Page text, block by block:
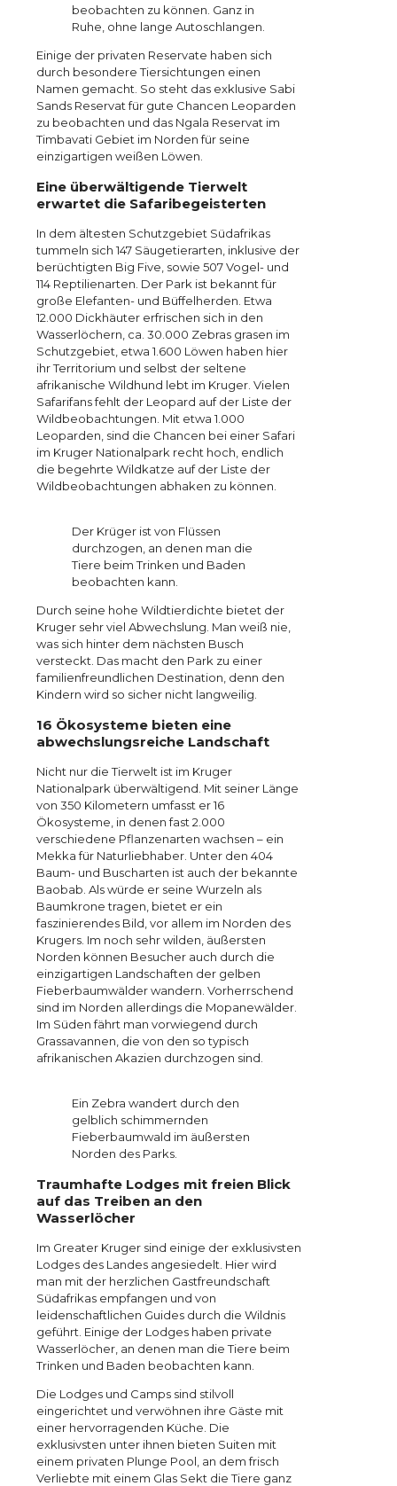
beobachten zu können. Ganz in
Ruhe, ohne lange Autoschlangen.
Einige der privaten Reservate haben sich
durch besondere Tiersichtungen einen
Namen gemacht. So steht das exklusive Sabi
Sands Reservat für gute Chancen Leoparden
zu beobachten und das Ngala Reservat im
Timbavati Gebiet im Norden für seine
einzigartigen weißen Löwen.
Eine überwältigende Tierwelt
erwartet die Safaribegeisterten
In dem ältesten Schutzgebiet Südafrikas
tummeln sich 147 Säugetierarten, inklusive der
berüchtigten Big Five, sowie 507 Vogel- und
114 Reptilienarten. Der Park ist bekannt für
große Elefanten- und Büffelherden. Etwa
12.000 Dickhäuter erfrischen sich in den
Wasserlöchern, ca. 30.000 Zebras grasen im
Schutzgebiet, etwa 1.600 Löwen haben hier
ihr Territorium und selbst der seltene
afrikanische Wildhund lebt im Kruger. Vielen
Safarifans fehlt der Leopard auf der Liste der
Wildbeobachtungen. Mit etwa 1.000
Leoparden, sind die Chancen bei einer Safari
im Kruger Nationalpark recht hoch, endlich
die begehrte Wildkatze auf der Liste der
Wildbeobachtungen abhaken zu können.
Der Krüger ist von Flüssen
durchzogen, an denen man die
Tiere beim Trinken und Baden
beobachten kann.
Durch seine hohe Wildtierdichte bietet der
Kruger sehr viel Abwechslung. Man weiß nie,
was sich hinter dem nächsten Busch
versteckt. Das macht den Park zu einer
familienfreundlichen Destination, denn den
Kindern wird so sicher nicht langweilig.
16 Ökosysteme bieten eine
abwechslungsreiche Landschaft
Nicht nur die Tierwelt ist im Kruger
Nationalpark überwältigend. Mit seiner Länge
von 350 Kilometern umfasst er 16
Ökosysteme, in denen fast 2.000
verschiedene Pflanzenarten wachsen – ein
Mekka für Naturliebhaber. Unter den 404
Baum- und Buscharten ist auch der bekannte
Baobab. Als würde er seine Wurzeln als
Baumkrone tragen, bietet er ein
faszinierendes Bild, vor allem im Norden des
Krugers. Im noch sehr wilden, äußersten
Norden können Besucher auch durch die
einzigartigen Landschaften der gelben
Fieberbaumwälder wandern. Vorherrschend
sind im Norden allerdings die Mopanewälder.
Im Süden fährt man vorwiegend durch
Grassavannen, die von den so typisch
afrikanischen Akazien durchzogen sind.
Ein Zebra wandert durch den
gelblich schimmernden
Fieberbaumwald im äußersten
Norden des Parks.
Traumhafte Lodges mit freien Blick
auf das Treiben an den
Wasserlöcher
Im Greater Kruger sind einige der exklusivsten
Lodges des Landes angesiedelt. Hier wird
man mit der herzlichen Gastfreundschaft
Südafrikas empfangen und von
leidenschaftlichen Guides durch die Wildnis
geführt. Einige der Lodges haben private
Wasserlöcher, an denen man die Tiere beim
Trinken und Baden beobachten kann.
Die Lodges und Camps sind stilvoll
eingerichtet und verwöhnen ihre Gäste mit
einer hervorragenden Küche. Die
exklusivsten unter ihnen bieten Suiten mit
einem privaten Plunge Pool, an dem frisch
Verliebte mit einem Glas Sekt die Tiere ganz